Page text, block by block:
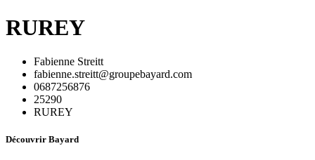
RUREY
Fabienne Streitt
fabienne.streitt@groupebayard.com
0687256876
25290
RUREY
Découvrir Bayard